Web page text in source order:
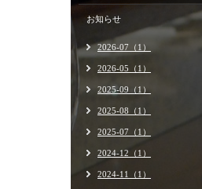
お知らせ
2026-07（1）
2026-05（1）
2025-09（1）
2025-08（1）
2025-07（1）
2024-12（1）
2024-11（1）